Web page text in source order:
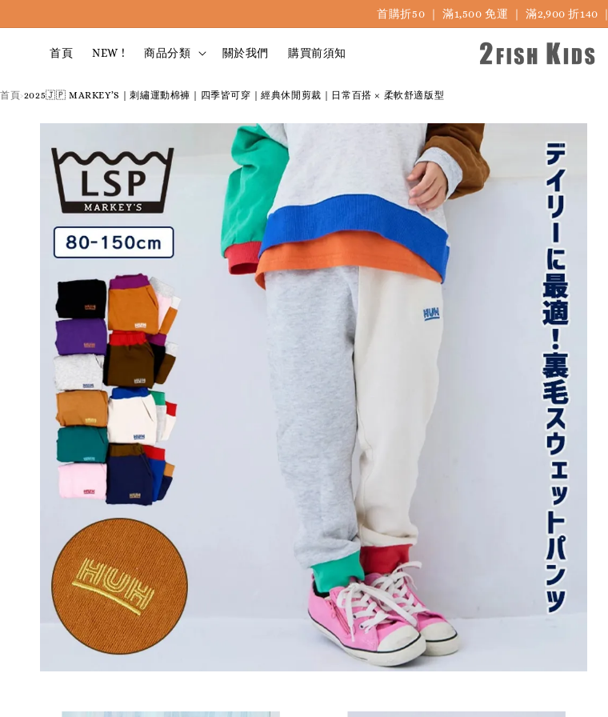
🎏 LINE海外連線社團開放加入中
首頁 NEW ! 商品分類 關於我們 購買前須知
首頁›2025🇯🇵 MARKEY’S｜刺繡運動棉褲｜四季皆可穿｜經典休閒剪裁｜日常百搭 × 柔軟舒適版型